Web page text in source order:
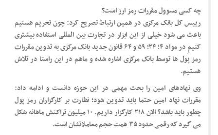
چه کسی مسوول مقررات رمز ارز است؟
رییس کل بانک مرکزی در همین ارتباط تصریح کرد: چون تحریم هستیم
باعث می شود خیلی از این ابزار در تجارت بین المللی استفاده بیشتری
کنیمِ در مواد ۴؛ ۲۴؛ ۵۹ و ۶۴ قانون جدید بانک مرکزی به تدوین مقررات
رمز پول ها توسط بانک مرکزی اشاره شده و ماهم در این راستا در تلاش
هستیم.
وی نهادهای امین را بحث مهمی در این حوزه دانست و ادامه داد:
مقررات نهاد امین حتما باید تدوین شود؛ نظارت بر کارگزاران رمز پول
چطور باید باشد؟ الان ۲۱۸ کارگزار داریم. ۱۰ میلیون تراکنش ماهانه شکل
می گیرد که رقمی حدود ۳۵ همت حجم معاملاتشان است.